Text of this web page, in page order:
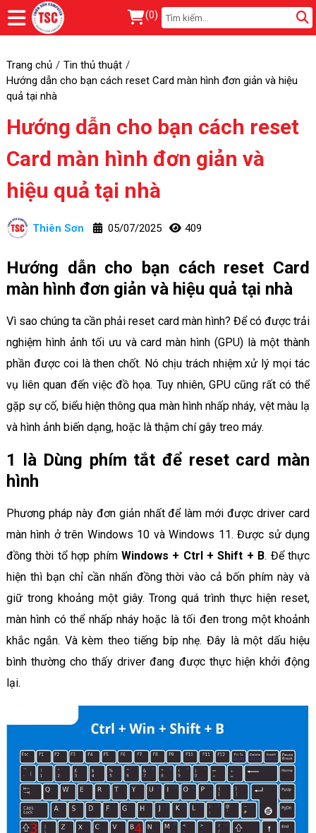
(0)
Trang chủ
Tin thủ thuật
Hướng dẫn cho bạn cách reset Card màn hình đơn giản và hiệu
quả tại nhà
Hướng dẫn cho bạn cách reset
Card màn hình đơn giản và
hiệu quả tại nhà
Thiên Sơn 05/07/2025 409
Hướng dẫn cho bạn cách reset Card
màn hình đơn giản và hiệu quả tại nhà
Vì sao chúng ta cần phải reset card màn hình? Để có được trải
nghiệm hình ảnh tối ưu và card màn hình (GPU) là một thành
phần được coi là then chốt. Nó chịu trách nhiệm xử lý mọi tác
vụ liên quan đến việc đồ họa. Tuy nhiên, GPU cũng rất có thể
gặp sự cố, biểu hiện thông qua màn hình nhấp nháy, vệt màu lạ
và hình ảnh biến dạng, hoặc là thậm chí gây treo máy.
1 là Dùng phím tắt để reset card màn
hình
Phương pháp này đơn giản nhất để làm mới được driver card
màn hình ở trên Windows 10 và Windows 11. Được sử dụng
đồng thời tổ hợp phím Windows + Ctrl + Shift + B. Để thực
hiện thì bạn chỉ cần nhấn đồng thời vào cả bốn phím này và
giữ trong khoảng một giây. Trong quá trình thực hiện reset,
màn hình có thể nhấp nháy hoặc là tối đen trong một khoảnh
khắc ngắn. Và kèm theo tiếng bíp nhẹ. Đây là một dấu hiệu
bình thường cho thấy driver đang được thực hiện khởi động
lại.